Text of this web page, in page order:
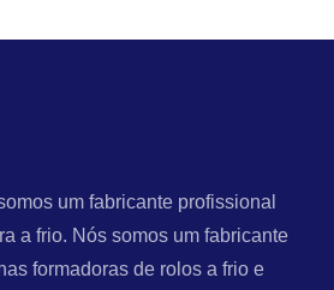
um fabricante profissional
a frio. Nós somos um fabricante
formadoras de rolos a frio e